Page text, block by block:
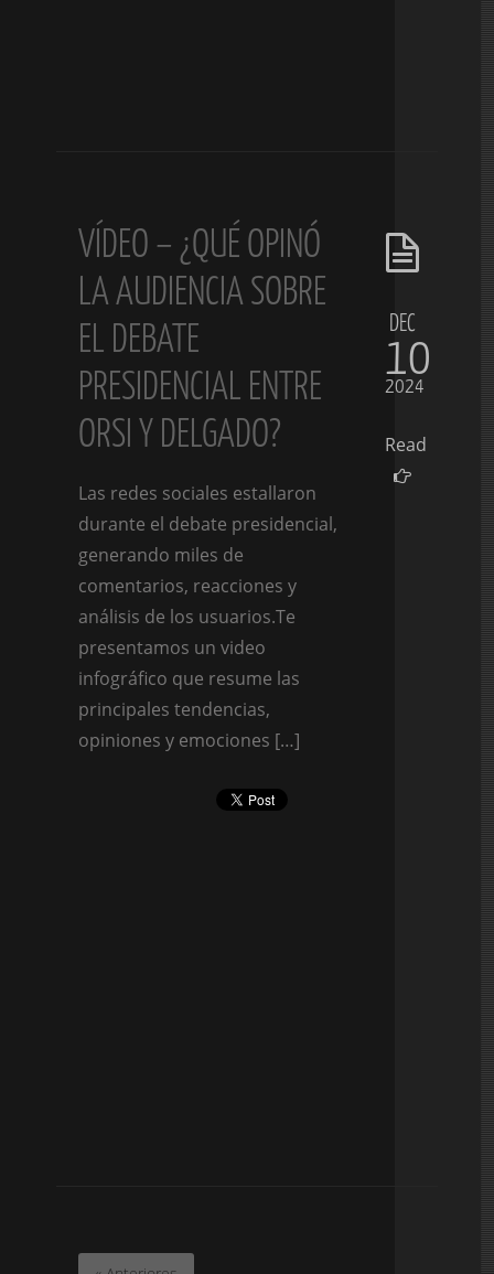
VÍDEO – ¿QUÉ OPINÓ
LA AUDIENCIA SOBRE
EL DEBATE
PRESIDENCIAL ENTRE
ORSI Y DELGADO?
Las redes sociales estallaron
durante el debate presidencial,
generando miles de
comentarios, reacciones y
análisis de los usuarios.Te
presentamos un video
infográfico que resume las
principales tendencias,
opiniones y emociones […]
DEC
10
2024
Read